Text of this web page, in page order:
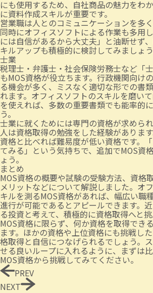
にも使用するため、自社商品の魅力をわ
に資料作成スキルが重要です。
営業職は人とのコミュニケーションを多
同時にオフィスソフトによる作業も多用
には自信があるから大丈夫」と油断せず
キルアップも積極的に検討してみましょう
士業
税理士・弁護士・社会保険労務士など「
もMOS資格が役立ちます。行政機関向け
る機会が多く、ミスなく適切な形での書
れます。オフィスソフトのスキルを磨い
を使えれば、多数の重要書類でも能率的
う。
士業に就くためには専門の資格が求めら
人は資格取得の勉強をした経験がありま
資格と比べれば難易度が低い資格です。
てみる」という気持ちで、追加でMOS資
ょう。
まとめ
MOS資格の概要や試験の受験方法、資格
メリットなどについて解説しました。オ
キルを測るMOS資格があれば、幅広い職
進行が可能であるとアピールできます。
る投資と考えて、積極的に資格取得へと挑
MOS資格に限らず、何か資格を取得でき
ます。ほかの資格や上位資格にも挑戦し
格取得と自信につなげられるでしょう。
せる良いループに入れるように、まずは
MOS資格から挑戦してみてください。
PREV
NEXT